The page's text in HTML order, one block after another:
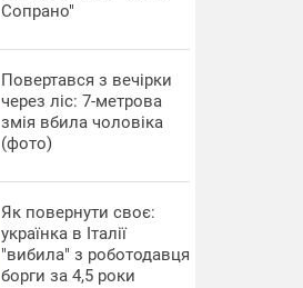
Сопрано"
Повертався з вечірки
через ліс: 7-метрова
змія вбила чоловіка
(фото)
​Як повернути своє:
українка в Італії
"вибила" з роботодавця
борги за 4,5 роки